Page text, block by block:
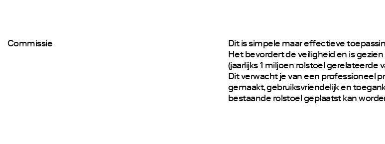
Commissie
Dit is simpele maar effectieve
Het bevordert de veiligheid en is
(jaarlijks 1 miljoen rolstoel gerelateerde
Dit verwacht je van een professioneel
gemaakt, gebruiksvriendelijk en
bestaande rolstoel geplaatst kan